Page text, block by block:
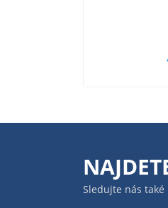
Sledujte nás